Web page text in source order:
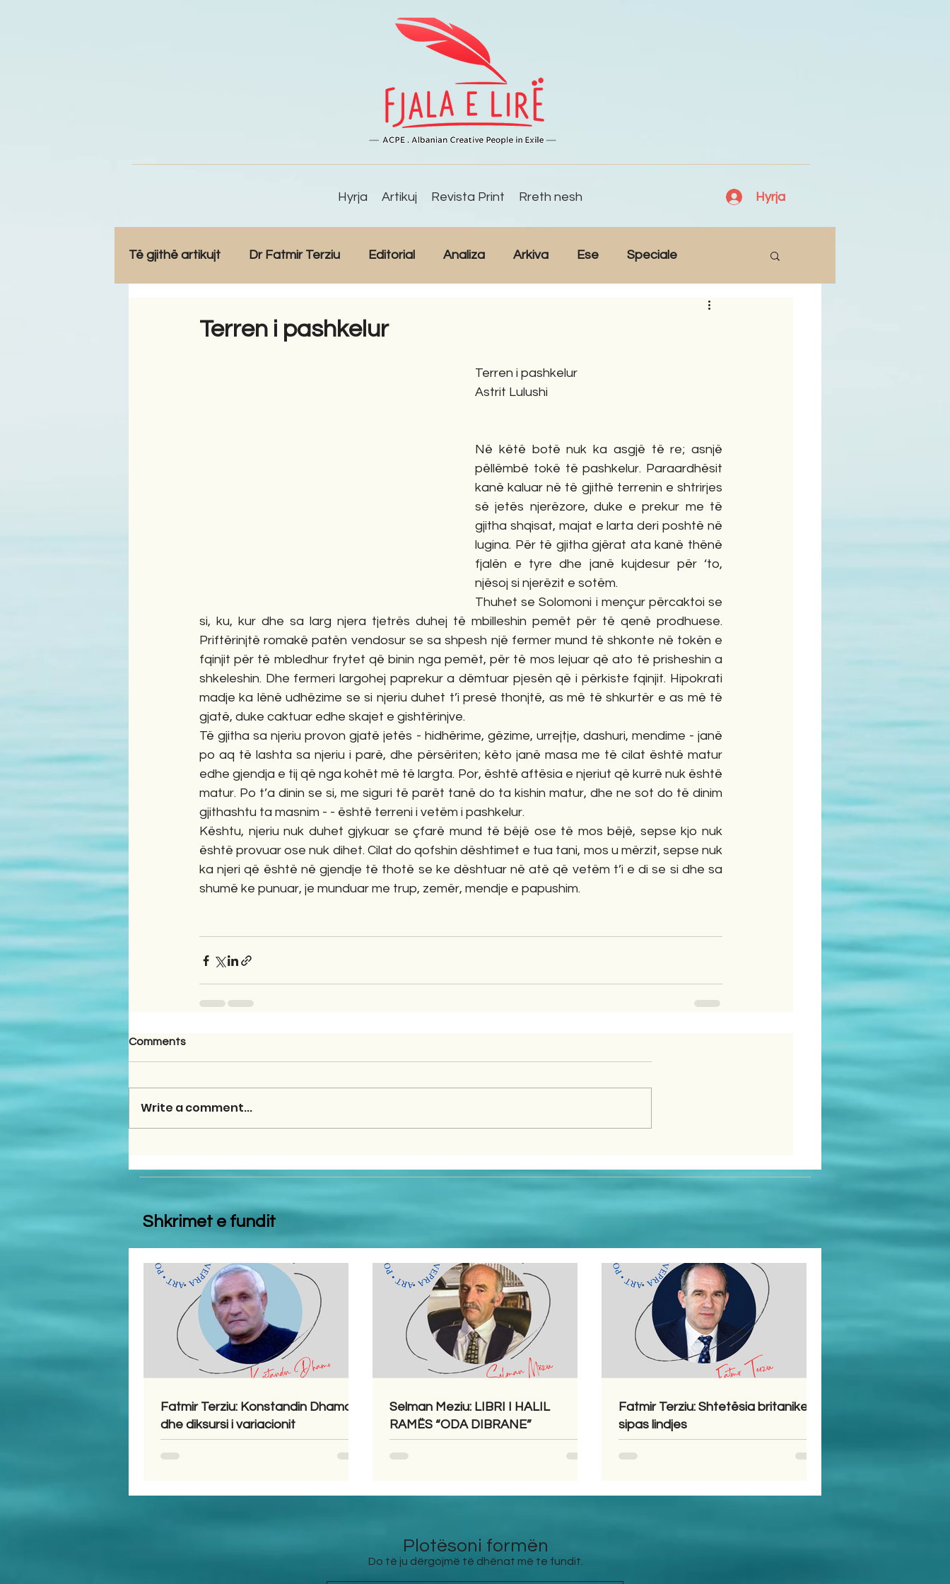
Hyrja Artikuj Revista Print Rreth nesh Hyrja
Të gjithë artikujt Dr Fatmir Terziu Editorial Analiza Arkiva Ese Speciale
Romane English
Terren i pashkelur
Terren i pashkelur
Astrit Lulushi
Në këtë botë nuk ka asgjë të re; asnjë
pëllëmbë tokë të pashkelur. Paraardhësit
kanë kaluar në të gjithë terrenin e shtrirjes
së jetës njerëzore, duke e prekur me të
gjitha shqisat, majat e larta deri poshtë në
lugina. Për të gjitha gjërat ata kanë thënë
fjalën e tyre dhe janë kujdesur për ‘to,
njësoj si njerëzit e sotëm.
Thuhet se Solomoni i mençur përcaktoi se
si, ku, kur dhe sa larg njera tjetrës duhej të mbilleshin pemët për të qenë prodhuese.
Priftërinjtë romakë patën vendosur se sa shpesh një fermer mund të shkonte në tokën e
fqinjit për të mbledhur frytet që binin nga pemët, për të mos lejuar që ato të prisheshin a
shkeleshin. Dhe fermeri largohej paprekur a dëmtuar pjesën që i përkiste fqinjit. Hipokrati
madje ka lënë udhëzime se si njeriu duhet t’i presë thonjtë, as më të shkurtër e as më të
gjatë, duke caktuar edhe skajet e gishtërinjve.
Të gjitha sa njeriu provon gjatë jetës - hidhërime, gëzime, urrejtje, dashuri, mendime - janë
po aq të lashta sa njeriu i parë, dhe përsëriten; këto janë masa me të cilat është matur
edhe gjendja e tij që nga kohët më të largta. Por, është aftësia e njeriut që kurrë nuk është
matur. Po t’a dinin se si, me siguri të parët tanë do ta kishin matur, dhe ne sot do të dinim
gjithashtu ta masnim - - është terreni i vetëm i pashkelur.
Kështu, njeriu nuk duhet gjykuar se çfarë mund të bëjë ose të mos bëjë, sepse kjo nuk
është provuar ose nuk dihet. Cilat do qofshin dështimet e tua tani, mos u mërzit, sepse nuk
ka njeri që është në gjendje të thotë se ke dështuar në atë që vetëm t’i e di se si dhe sa
shumë ke punuar, je munduar me trup, zemër, mendje e papushim.
Comments
Write a comment...
Shkrimet e fundit
Fatmir Terziu: Konstandin Dhamo
dhe diksursi i variacionit
Selman Meziu: LIBRI I HALIL
RAMËS “ODA DIBRANE”
Fatmir Terziu: Shtetësia britanike
sipas lindjes
Plotësoni formën
Do të ju dërgojmë të dhënat më te fundit.